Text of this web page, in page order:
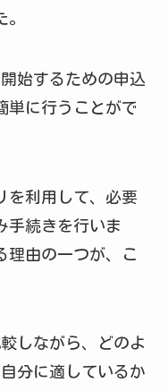
始するための申込
単に行うことがで
を利用して、必要
手続きを行いま
理由の一つが、こ
しながら、どのよ
分に適しているか